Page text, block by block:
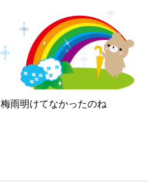
梅雨明けてなかったのね